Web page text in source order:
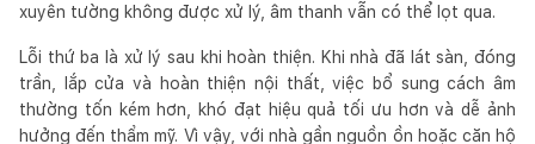
xuyên tường không được xử lý, âm thanh vẫn có thể lọt qua.
Lỗi thứ ba là xử lý sau khi hoàn thiện. Khi nhà đã lát sàn, đóng
trần, lắp cửa và hoàn thiện nội thất, việc bổ sung cách âm
thường tốn kém hơn, khó đạt hiệu quả tối ưu hơn và dễ ảnh
hưởng đến thẩm mỹ. Vì vậy, với nhà gần nguồn ồn hoặc căn hộ